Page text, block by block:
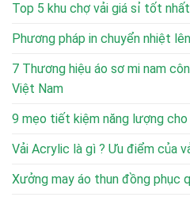
Top 5 khu chợ vải giá sỉ tốt
Phương pháp in chuyển nhiệt
7 Thương hiệu áo sơ mi nam
Việt Nam
9 mẹo tiết kiệm năng lượng
Vải Acrylic là gì ? Ưu điểm của
Xưởng may áo thun đồng phục